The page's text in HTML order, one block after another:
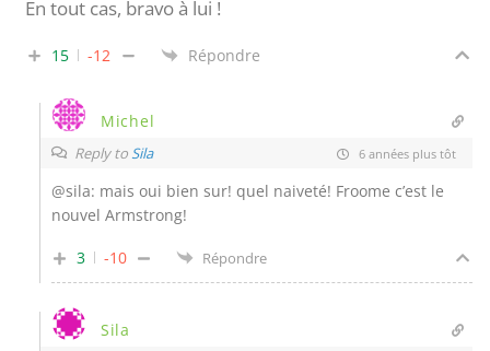
En tout cas, bravo à lui !
15 -12 Répondre
Michel
Reply toSila 6 années plus tôt
@sila: mais oui bien sur! quel naiveté! Froome c’est le
nouvel Armstrong!
3 -10 Répondre
Sila